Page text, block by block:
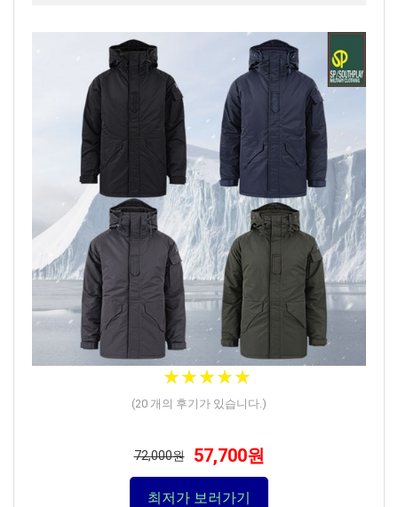
★★★★★
★★★★★
(20 개의 후기가 있습니다.)
72,000원 57,700원
최저가 보러가기